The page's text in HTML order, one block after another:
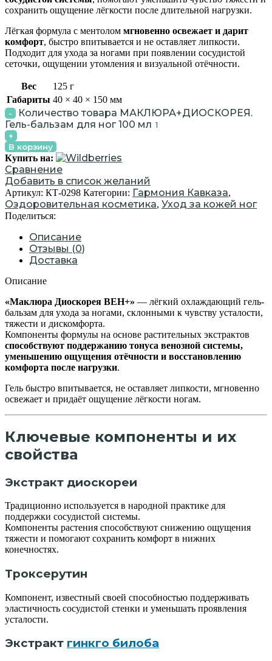
сохранить ощущение лёгкости после длительной нагрузки.
Лёгкая формула с ментолом мгновенно освежает и дарит
комфорт, быстро впитывается и не оставляет липкости.
Подходит для ухода за ногами при появлении сосудистой
сеточки, ощущении утомления и визуальной отёчности.
Вес
125 г
Габариты 40 × 40 × 150 мм
Количество товара МАКЛЮРА+ДИОСКОРЕЯ.
Гель-бальзам для ног 100 мл
В корзину
Купить на:
Сравнение
Добавить в список желаний
Артикул: КТ-0298 Категории: Гармония Кавказа,
Оздоровительная косметика, Уход за кожей ног
Поделиться:
Описание
Отзывы (0)
Доставка
Описание
«Маклюра Диоскорея ВЕН+» — лёгкий охлаждающий гель-
бальзам для ухода за ногами, склонными к чувству усталости,
тяжести и дискомфорта.
Компоненты формулы на основе растительных экстрактов
способствуют поддержанию тонуса венозной системы,
уменьшению ощущения отёчности и восстановлению
комфорта после нагрузки.
Гель быстро впитывается, не оставляет липкости, мгновенно
освежает и придаёт ощущение лёгкости ногам.
Ключевые компоненты и их
свойства
Экстракт диоскореи
Традиционно используется в народной практике для
поддержки сосудистой системы.
Компоненты растения способствуют снижению ощущения
тяжести и помогают сохранить комфорт в нижних
конечностях.
Троксерутин
Компонент, известный своей способностью поддерживать
эластичность сосудистой стенки и уменьшать проявления
усталости.
Экстракт гинкго билоба